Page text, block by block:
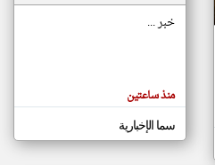
مصادر الأخبار من فلسطين
اخبار فلسطين على مدار الساعة
أهم اخبار فلسطين العاجلة والمباشرة
خبر ...
منذ ساعتين
سما الإخبارية
klyoum.com